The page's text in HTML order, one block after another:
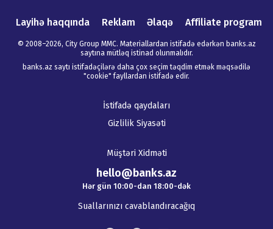
Layihə haqqında Reklam Əlaqə Affiliate program
© 2008–2026, City Group MMC. Materiallardan istifadə edərkən banks.az
saytına mütləq istinad olunmalıdır.
banks.az saytı istifadəçilərə daha çox seçim təqdim etmək məqsədilə
"cookie" fayllardan istifadə edir.
İstifadə qaydaları
Gizlilik Siyasəti
Müştəri Xidməti
hello@banks.az
Hər gün 10:00-dan 18:00-dək
Suallarınızı cavablandıracağıq